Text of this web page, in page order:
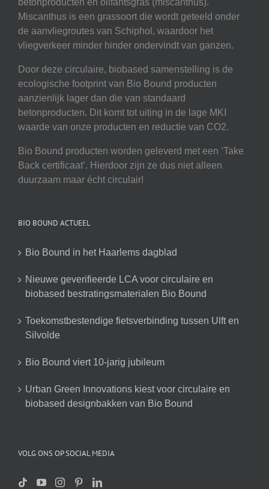
betonproducten en olifantsgras (miscanthus).
Miscanthus is een grassoort die wordt geteeld onder
de aanvliegroutes van Schiphol, waardoor het
vliegverkeer minder hinder ondervindt van ganzen.
Door deze circulaire, biobased samenstelling is de
ecologische footprint van Bio Bound producten
aanzienlijk lager dan die van standaard
betonproducten. Dit komt tot uiting in de lage MKI
waarde van onze producten en reductie van CO2.
Bio Bound producten worden geleverd met een ‘Take
Back certificaat’. Hierdoor zijn ze dus niet alleen
duurzaam maar écht circulair!
BIO BOUND ACTUEEL
Bio Bound in het Haarlems dagblad
Nieuwe geverifieerde LCA voor circulaire en
biobased bestratingsmaterialen Bio Bound
Toekomstbestendige fietsverbinding tussen Ulft en
Silvolde
Bio Bound viert 10-jarig jubileum
Urban Green Innovations kiest voor circulaire en
biobased designbakken van Bio Bound
VOLG ONS OP SOCIAL MEDIA